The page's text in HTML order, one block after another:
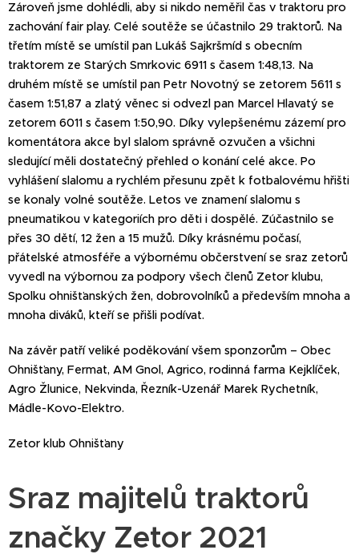
Zároveň jsme dohlédli, aby si nikdo neměřil čas v traktoru pro
zachování fair play. Celé soutěže se účastnilo 29 traktorů. Na
třetím místě se umístil pan Lukáš Sajkršmíd s obecním
traktorem ze Starých Smrkovic 6911 s časem 1:48,13. Na
druhém místě se umístil pan Petr Novotný se zetorem 5611 s
časem 1:51,87 a zlatý věnec si odvezl pan Marcel Hlavatý se
zetorem 6011 s časem 1:50,90. Díky vylepšenému zázemí pro
komentátora akce byl slalom správně ozvučen a všichni
sledující měli dostatečný přehled o konání celé akce. Po
vyhlášení slalomu a rychlém přesunu zpět k fotbalovému hřišti
se konaly volné soutěže. Letos ve znamení slalomu s
pneumatikou v kategoriích pro děti i dospělé. Zúčastnilo se
přes 30 dětí, 12 žen a 15 mužů. Díky krásnému počasí,
přátelské atmosféře a výbornému občerstvení se sraz zetorů
vyvedl na výbornou za podpory všech členů Zetor klubu,
Spolku ohnišťanských žen, dobrovolníků a především mnoha a
mnoha diváků, kteří se přišli podívat.
Na závěr patří veliké poděkování všem sponzorům – Obec
Ohnišťany, Fermat, AM Gnol, Agrico, rodinná farma Kejklíček,
Agro Žlunice, Nekvinda, Řezník-Uzenář Marek Rychetník,
Mádle-Kovo-Elektro.
Zetor klub Ohnišťany
Sraz majitelů traktorů
značky Zetor 2021